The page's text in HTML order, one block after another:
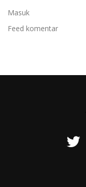
Masuk
Feed komentar